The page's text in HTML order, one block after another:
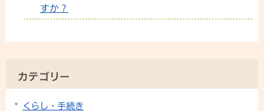
すか？
カテゴリー
くらし・手続き